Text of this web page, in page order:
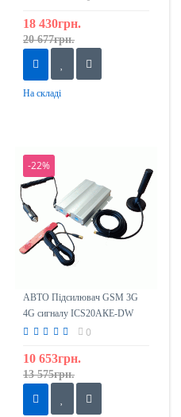
18 430грн.
20 677грн.
На складі
-22%
АВТО Підсилювач GSM 3G
4G сигналу ICS20АКЕ-DW
(ретрансляція) 1800 / 2100mHz
0
10 653грн.
13 575грн.